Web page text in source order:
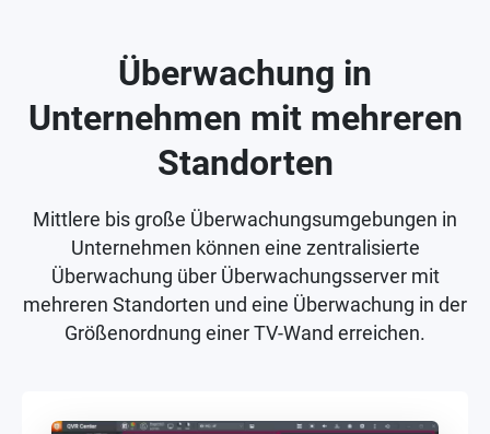
Überwachung in
Unternehmen mit mehreren
Standorten
Mittlere bis große Überwachungsumgebungen in
Unternehmen können eine zentralisierte
Überwachung über Überwachungsserver mit
mehreren Standorten und eine Überwachung in der
Größenordnung einer TV-Wand erreichen.